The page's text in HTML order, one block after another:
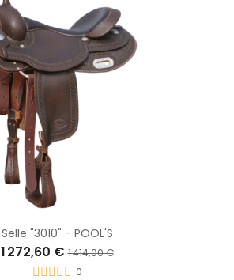
Selle "3010" - POOL'S
1 272,60 €1 414,00 €
0